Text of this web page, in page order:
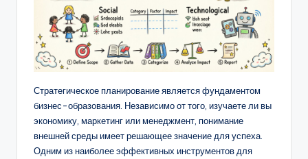
w
Стратегическое планирование является фундаментом
бизнес-образования. Независимо от того, изучаете ли вы
экономику, маркетинг или менеджмент, понимание
внешней среды имеет решающее значение для успеха.
Одним из наиболее эффективных инструментов для